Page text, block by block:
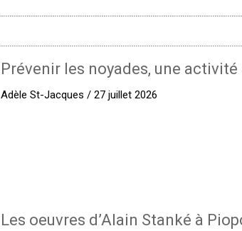
Prévenir les noyades, une
Adèle St-Jacques / 27 juillet 2026
Les oeuvres d’Alain Stanké à